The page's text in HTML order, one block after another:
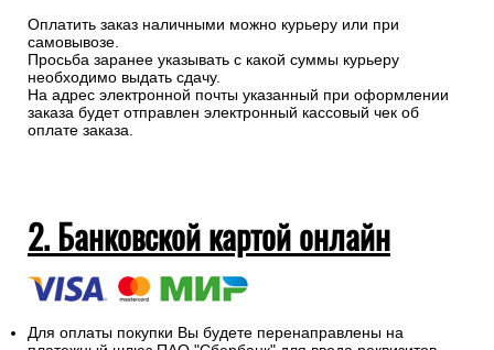
Оплатить заказ наличными можно курьеру или при
самовывозе.
Просьба заранее указывать с какой суммы курьеру
необходимо выдать сдачу.
На адрес электронной почты указанный при оформлении
заказа будет отправлен электронный кассовый чек об
оплате заказа.
2. Банковской картой онлайн
Для оплаты покупки Вы будете перенаправлены на